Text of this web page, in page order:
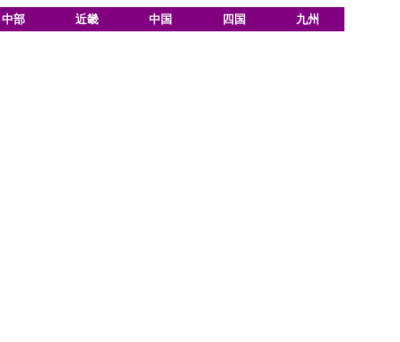
中部 近畿 中国 四国 九州